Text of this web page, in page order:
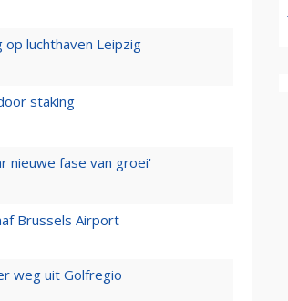
luchthaven Leipzig
staking
nieuwe fase van groei'
Brussels Airport
weg uit Golfregio